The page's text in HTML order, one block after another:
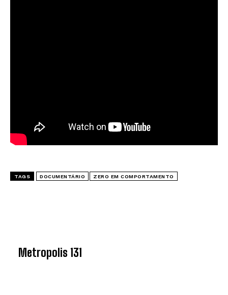
Metropolis 131
TAGS DOCUMENTÁRIO ZERO EM COMPORTAMENTO